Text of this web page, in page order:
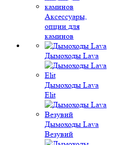
Аксессуары,
опции для
каминов
Дымоходы Lava
Дымоходы Lava
Elit
Дымоходы Lava
Везувий